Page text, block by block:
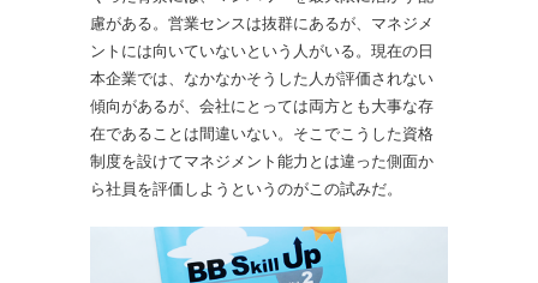
慮がある。営業センスは抜群にあるが、マネジメ
ントには向いていないという人がいる。現在の日
本企業では、なかなかそうした人が評価されない
傾向があるが、会社にとっては両方とも大事な存
在であることは間違いない。そこでこうした資格
制度を設けてマネジメント能力とは違った側面か
ら社員を評価しようというのがこの試みだ。